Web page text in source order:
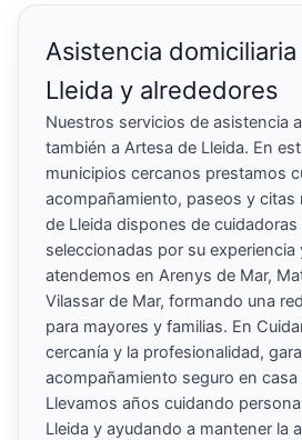
Asistencia
Lleida y alrededores
Nuestros servicios de asistencia
también a Artesa de Lleida. En
municipios cercanos prestamos
acompañamiento, paseos y citas
de Lleida dispones de
seleccionadas por su experiencia
atendemos en Arenys de Mar,
Vilassar de Mar, formando una
para mayores y familias. En
cercanía y la profesionalidad,
acompañamiento seguro en
Llevamos años cuidando
Lleida y ayudando a mantener la